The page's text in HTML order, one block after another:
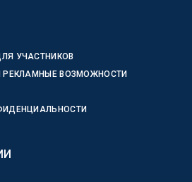
УЧАСТНИКОВ
РЕКЛАМНЫЕ ВОЗМОЖНОСТИ